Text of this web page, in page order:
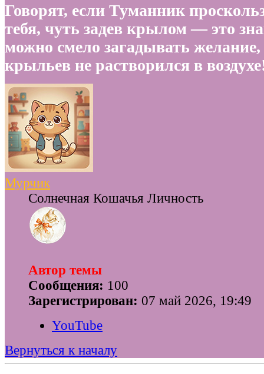
Говорят, если Туманник
тебя, чуть задев крылом — это
можно смело загадывать желание,
крыльев не растворился в
Мурчик
Солнечная Кошачья Личность
Автор темы
Сообщения: 100
Зарегистрирован: 07 май 2026, 19:49
YouTube
Вернуться к началу